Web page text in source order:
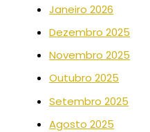
Janeiro 2026
Dezembro 2025
Novembro 2025
Outubro 2025
Setembro 2025
Agosto 2025